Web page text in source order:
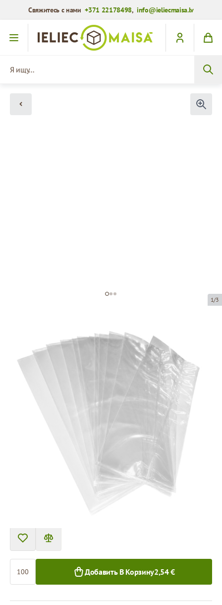
Свяжитесь с нами+371 22178498,info@ieliecmaisa.lv
Перейти к содержимому
1/3
Полипропиленовый мешок без
складки
Код товара:
Размер:
Tовар можно получить в пункте выдачи.
1,94 €
Добавить В Корзину2,54 €